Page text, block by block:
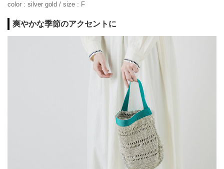
color : silver gold / size : F
爽やかな季節のアクセントに